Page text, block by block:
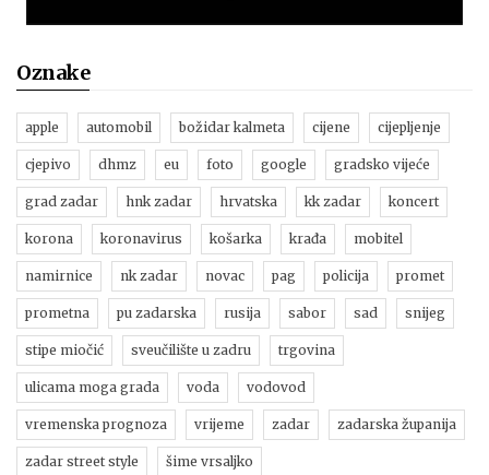
Oznake
apple automobil božidar kalmeta cijene cijepljenje
cjepivo dhmz eu foto google gradsko vijeće
grad zadar hnk zadar hrvatska kk zadar koncert
korona koronavirus košarka krađa mobitel
namirnice nk zadar novac pag policija promet
prometna pu zadarska rusija sabor sad snijeg
stipe miočić sveučilište u zadru trgovina
ulicama moga grada voda vodovod
vremenska prognoza vrijeme zadar zadarska županija
zadar street style šime vrsaljko